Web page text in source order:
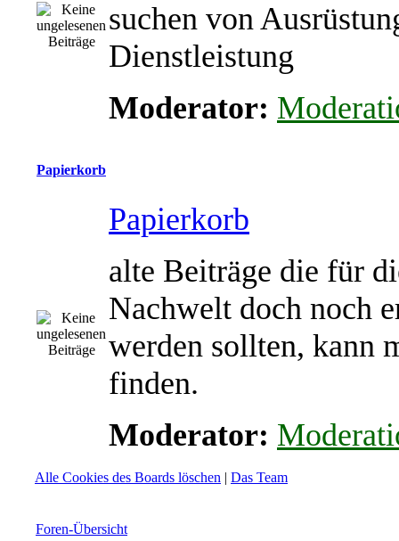
suchen von
Dienstleistung
Moderator:
Papierkorb
Papierkorb
alte Beiträge die für
Nachwelt doch noch
werden sollten, kann
finden.
Moderator:
Alle Cookies des Boards löschen | Das Team
Foren-Übersicht